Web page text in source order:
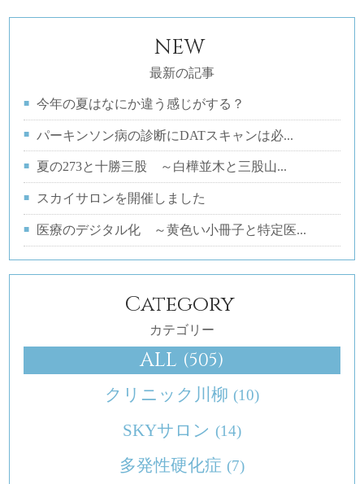
NEW
最新の記事
今年の夏はなにか違う感じがする？
パーキンソン病の診断にDATスキャンは必...
夏の273と十勝三股 ～白樺並木と三股山...
スカイサロンを開催しました
医療のデジタル化 ～黄色い小冊子と特定医...
Category
カテゴリー
ALL (505)
クリニック川柳 (10)
SKYサロン (14)
多発性硬化症 (7)